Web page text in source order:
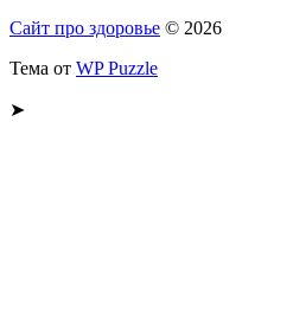
Сайт про здоровье © 2026
Тема от WP Puzzle
➤